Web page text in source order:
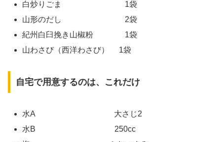
白炒りごま 1袋
山形のだし 2袋
紀州白臼挽き山椒粉 1袋
山わさび（西洋わさび） 1袋
自宅で用意するのは、これだけ
水A 大さじ2
水B 250cc